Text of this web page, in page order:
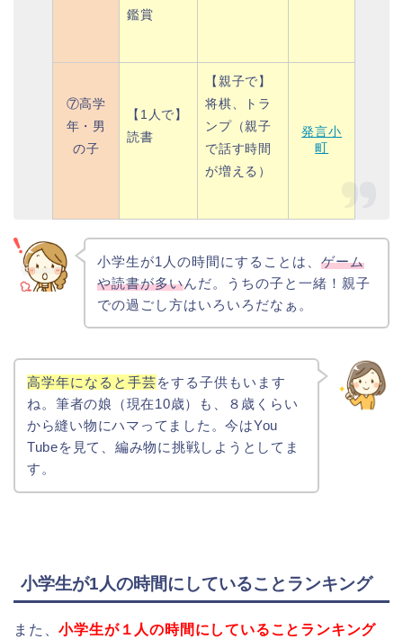
鑑賞
⑦高学
年・男
の子
【1人で】
読書
【親子で】
将棋、トラ
ンプ（親子
で話す時間
が増える）
発言小
町
小学生が1人の時間にすることは、 ゲーム
や読書が多いんだ。うちの子と一緒！親子
での過ごし方はいろいろだなぁ。
高学年になると手芸をする子供もいます
ね。 筆者の娘（現在10歳）も、８歳くらい
から縫い物にハマってました。今はYou
Tubeを見て、編み物に挑戦しようとしてま
す。
小学生が1人の時間にしていることランキング
また、小学生が１人の時間にしていることランキング